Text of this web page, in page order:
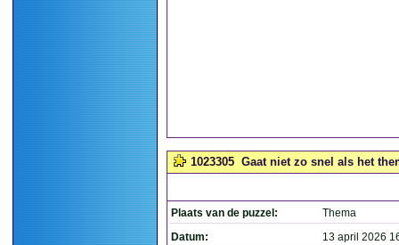
1023305 Gaat niet zo snel als het
Plaats van de puzzel:
Thema
Datum:
13 april 2026